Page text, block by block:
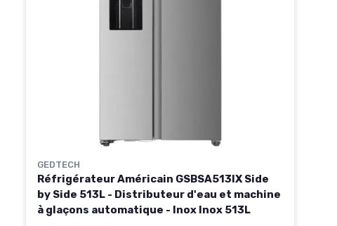
GEDTECH
Réfrigérateur Américain GSBSA513IX Side
by Side 513L - Distributeur d'eau et machine
à glaçons automatique - Inox Inox 513L